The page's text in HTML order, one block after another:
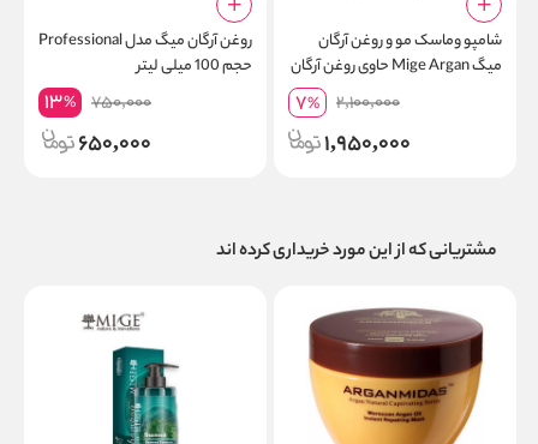
شامپو وماسک مو و روغن آرگان
میگ Mige Argan حاوی روغن آرگان
2,100,000
7%
1,950,000
روغن آرگان میگ مدل Professional
حجم 100 میلی لیتر
750,000
13%
650,000
مشتریانی که از این مورد خریداری کرده اند